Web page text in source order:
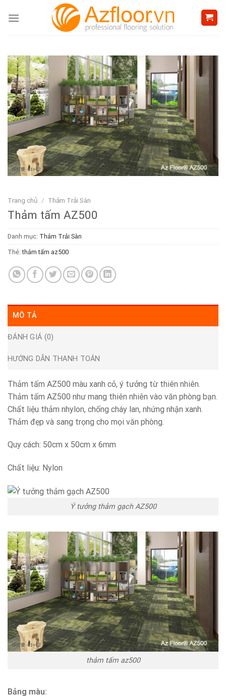
Trang chủ / Thảm Trải Sàn
Thảm tấm AZ500
Danh mục: Thảm Trải Sàn
Thẻ:thảm tấm az500
MÔ TẢ
ĐÁNH GIÁ (0)
HƯỚNG DẪN THANH TOÁN
Thảm tấm AZ500 màu xanh cỏ, ý tưởng từ thiên nhiên.
Thảm tấm AZ500 như mang thiên nhiên vào văn phòng bạn.
Chất liệu thảm nhylon, chống cháy lan, nhứng nhận xanh.
Thảm đẹp và sang trọng cho mọi văn phòng.
Quy cách: 50cm x 50cm x 6mm
Chất liệu: Nylon
Ý tưởng thảm gạch AZ500
thảm tấm az500
Bảng màu: